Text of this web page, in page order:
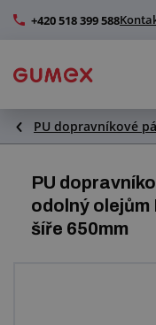
+420 518 399 588
Hadice a jejich
Profily a výroba
Technické plasty
PU dopravníkové
PU
odolný olejům
šíře 650mm